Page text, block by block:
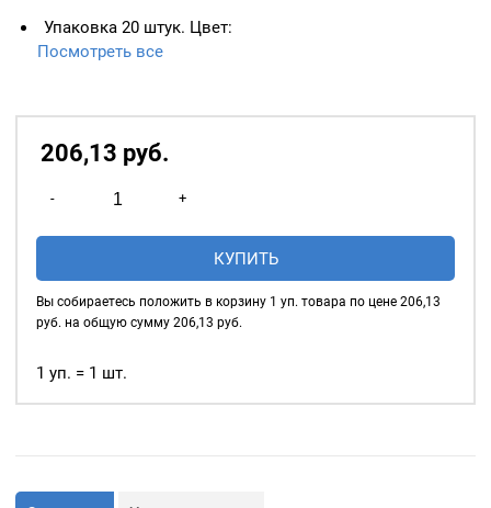
Упаковка 20 штук. Цвет:
Голубой.
никель. Материал: латунь.
Посмотреть все
206,13 руб.
-
товара
Люверсы
(№3)
Premium
+
КУПИТЬ
Вы собираетесь положить в корзину 1 уп. товара по цене 206,13
руб. на общую сумму 206,13 руб.
1 уп. = 1 шт.